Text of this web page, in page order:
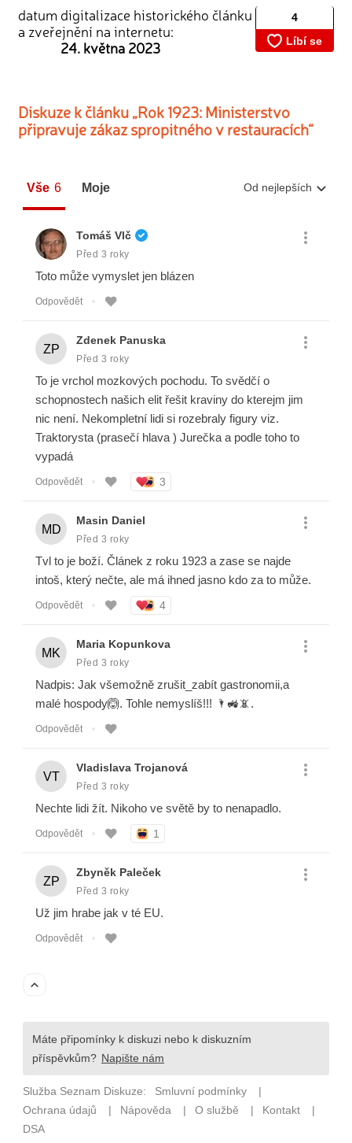
datum digitalizace historického článku
a zveřejnění na internetu:
24. května 2023
Diskuze k článku „Rok 1923: Ministerstvo
připravuje zákaz spropitného v restauracích“